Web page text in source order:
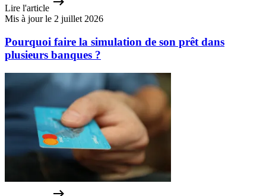
Lire l'article
Mis à jour le 2 juillet 2026
Pourquoi faire la simulation de son prêt dans
plusieurs banques ?